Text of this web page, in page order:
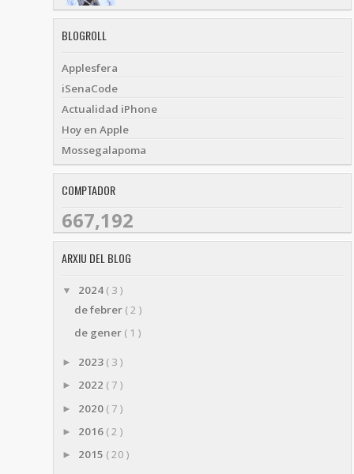
BLOGROLL
Applesfera
iSenaCode
Actualidad iPhone
Hoy en Apple
Mossegalapoma
COMPTADOR
667,192
ARXIU DEL BLOG
▼ 2024 ( 3 )
de febrer ( 2 )
de gener ( 1 )
► 2023 ( 3 )
► 2022 ( 7 )
► 2020 ( 7 )
► 2016 ( 2 )
► 2015 ( 20 )